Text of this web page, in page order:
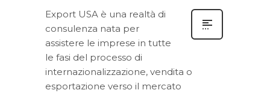
Export USA è una realtà di
consulenza nata per
assistere le imprese in tutte
le fasi del processo di
internazionalizzazione, vendita o
esportazione verso il mercato